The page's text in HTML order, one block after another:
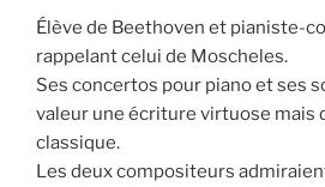
Élève de Beethoven et pianiste-
rappelant celui de Moscheles.
Ses concertos pour piano et ses
valeur une écriture virtuose mais
classique.
Les deux compositeurs